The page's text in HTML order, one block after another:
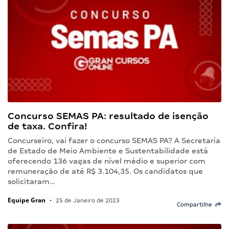
Concurso SEMAS PA: resultado de isenção
de taxa. Confira!
Concurseiro, vai fazer o concurso SEMAS PA? A Secretaria
de Estado de Meio Ambiente e Sustentabilidade está
oferecendo 136 vagas de nível médio e superior com
remuneração de até R$ 3.104,35. Os candidatos que
solicitaram…
Equipe Gran • 25 de Janeiro de 2023
Compartilhe